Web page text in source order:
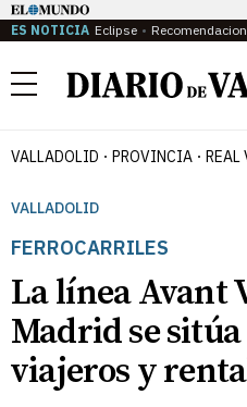
ES NOTICIA Eclipse
Menú
VALLADOLID PROVINCIA REAL
VALLADOLID
FERROCARRILES
La línea Avant
Madrid se
viajeros y